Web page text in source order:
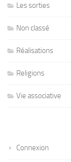
Les sorties
Non classé
Réalisations
Religions
Vie associative
Connexion